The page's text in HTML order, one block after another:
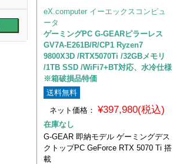
eX.computer イーエックスコンピュ
ータ
ゲーミングPC G-GEARピラーレス
GV7A-E261B/R/CP1 Ryzen7
9800X3D /RTX5070Ti /32GBメモリ
/1TB SSD /WiFi7+BT対応、水冷仕様
※箱破損品特価
送料無料
ネット価格： ¥397,980(税込)
在庫なし
G-GEAR 即納モデル ゲーミングデス
クトップPC GeForce RTX 5070 Ti 搭
載